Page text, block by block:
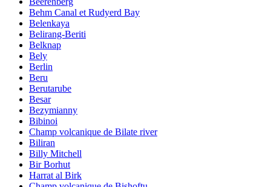
Behm Canal et Rudyerd Bay
Belenkaya
Belirang-Beriti
Belknap
Bely
Berlin
Beru
Berutarube
Besar
Bezymianny
Bibinoi
Champ volcanique de Bilate river
Biliran
Billy Mitchell
Bir Borhut
Harrat al Birk